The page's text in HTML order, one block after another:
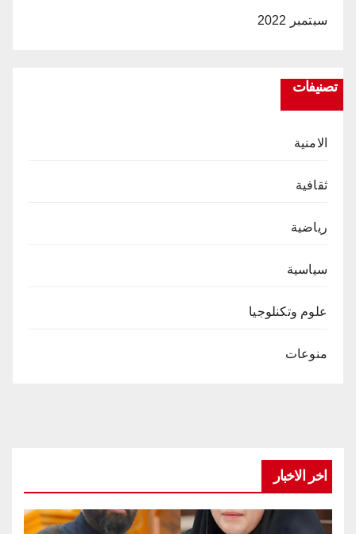
سبتمبر 2022
تصنيفات
الامنية
ثقافية
رياضية
سياسية
علوم وتكنلوجيا
منوعات
اخر الاخبار